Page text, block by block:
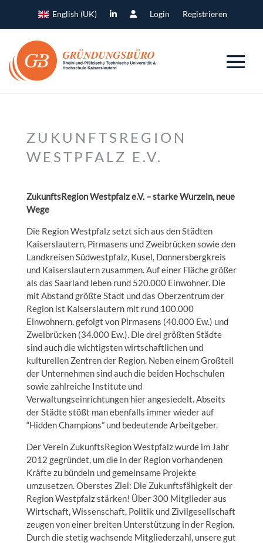
English (UK) Login Registrieren
ZUKUNFTSREGION
WESTPFALZ E.V.
ZukunftsRegion Westpfalz e.V. – starke Wurzeln, neue
Wege
Die Region Westpfalz setzt sich aus den Städten
Kaiserslautern, Pirmasens und Zweibrücken sowie den
Landkreisen Südwestpfalz, Kusel, Donnersbergkreis
und Kaiserslautern zusammen. Auf einer Fläche größer
als das Saarland leben rund 520.000 Einwohner. Die
mit Abstand größte Stadt und das Oberzentrum der
Region ist Kaiserslautern mit rund 100.000
Einwohnern, gefolgt von Pirmasens (40.000 Ew.) und
Zweibrücken (34.000 Ew.). Die drei größten Städte
sind auch die wichtigsten wirtschaftlichen und
kulturellen Zentren der Region. Neben einem Großteil
der Unternehmen sind auch die beiden Hochschulen
sowie zahlreiche Institute und
Verwaltungseinrichtungen hier angesiedelt. Abseits
der Städte stößt man ebenfalls immer wieder auf
“Hidden Champions” und bedeutende Arbeitgeber.
Der Verein ZukunftsRegion Westpfalz wurde im Jahr
2012 gegründet, um die in der Region vorhandenen
Kräfte zu bündeln und gemeinsame Projekte
umzusetzen. Oberstes Ziel: Die Zukunftsfähigkeit der
Region Westpfalz stärken! Über 300 Mitglieder aus
Wirtschaft, Wissenschaft, Politik und Zivilgesellschaft
zeugen von einer breiten Unterstützung in der Region.
Durch die stetig wachsende Mitgliederzahl, unsere gut